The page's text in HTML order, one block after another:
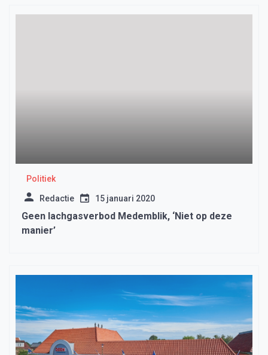
Politiek
Redactie 15 januari 2020
Geen lachgasverbod Medemblik, ‘Niet op deze
manier’